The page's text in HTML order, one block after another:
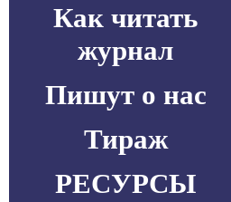
Как читать
журнал
Пишут о нас
Тираж
РЕСУРСЫ